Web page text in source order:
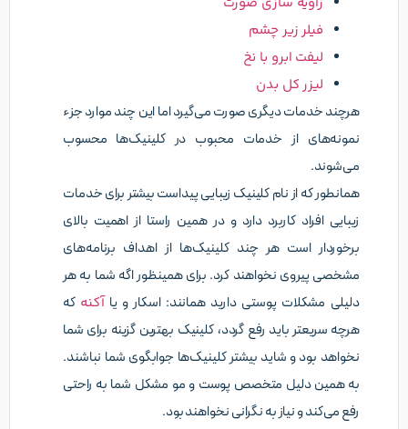
فیلر زیر چشم
لیفت ابرو با نخ
لیزر کل بدن
هرچند خدمات دیگری صورت می‌گیرد اما این چند موارد جزء
نمونه‌های از خدمات محبوب در کلینیک‌ها محسوب
می‌شوند.
همانطور که از نام کلینیک‌ زیبایی پیداست بیشتر برای خدمات
زیبایی افراد کاربرد دارد و در همین راستا از اهمیت بالای
برخوردار است هر چند کلینیک‌ها از اهداف برنامه‌های
مشخصی پیروی نخواهند کرد. برای همینظور اگه شما به هر
دلیلی مشکلات پوستی دارید همانند: اسکار و یاآکنه که
هرچه سریعتر باید رفع گردد، کلینیک بهترین گزینه برای شما
نخواهد بود و شاید بیشتر کلینیک‌ها جوابگوی شما نباشند.
به همین دلیل متخصص پوست و مو مشکل شما به راحتی
رفع می‌کند و نیاز به نگرانی نخواهند بود.